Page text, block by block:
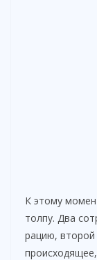
К этому
толпу. Два
рацию,